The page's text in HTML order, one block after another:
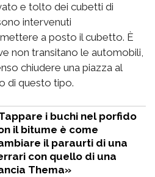
e tolto dei cubetti di
intervenuti
a posto il cubetto. È
non transitano le automobili,
chiudere una piazza al
di questo tipo.
i buchi nel porfido
il bitume è come
il paraurti di una
con quello di una
Thema»